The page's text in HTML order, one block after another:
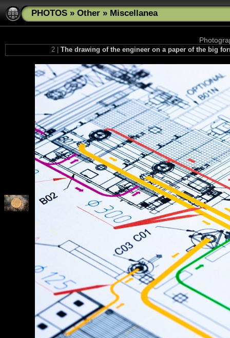
PHOTOS » Other » Miscellanea
2 | The drawing of the engineer on a paper of the big